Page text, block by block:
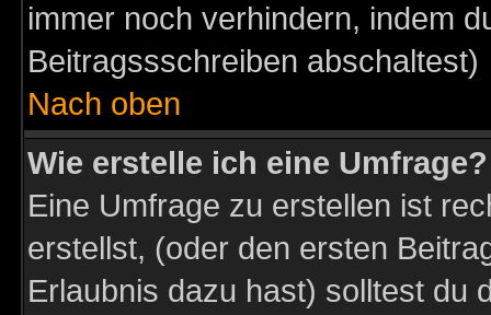
immer noch verhindern, indem
Beitragssschreiben abschaltest)
Nach oben
Wie erstelle ich eine Umfrage?
Eine Umfrage zu erstellen ist
erstellst, (oder den ersten
Erlaubnis dazu hast) solltest du